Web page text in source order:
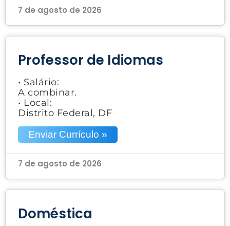
7 de agosto de 2026
Professor de Idiomas
• Salário:
A combinar.
• Local:
Distrito Federal, DF
Enviar Currículo »
7 de agosto de 2026
Doméstica